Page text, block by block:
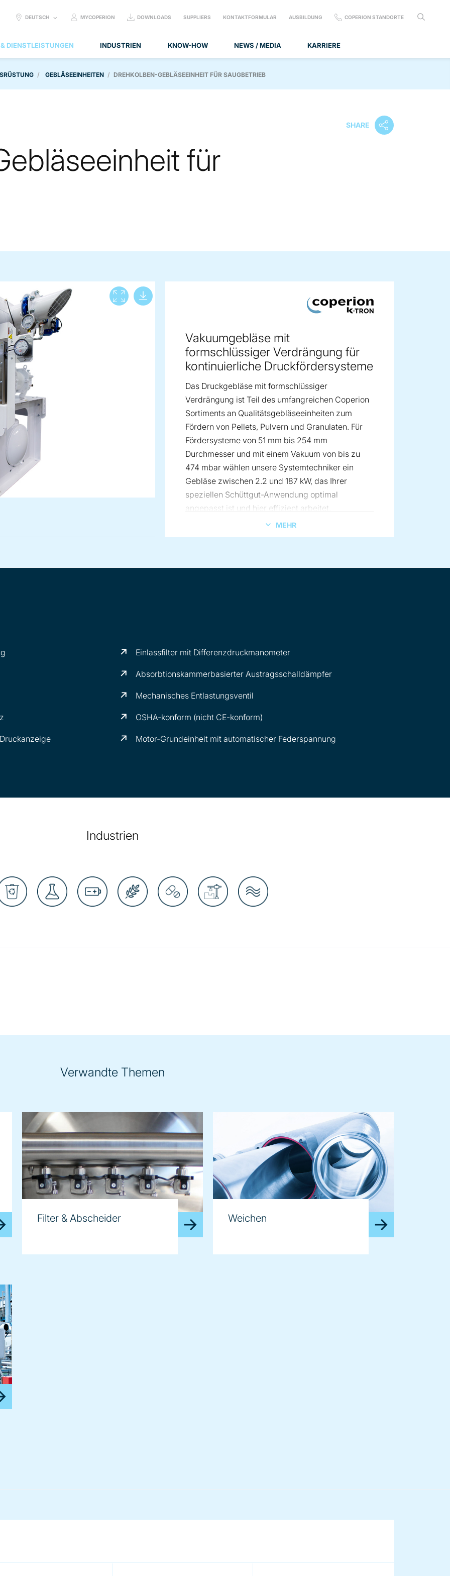
DIENSTLEISTUNGEN INDUSTRIEN KNOW-HOW NEWS / MEDIA KARRIERE
SELECT
DEUTSCH MYCOPERION DOWNLOADS SUPPLIERS KONTAKTFORMULAR AUSBILDUNG COPERION STANDORTE
GEBLÄSEEINHEITEN DREHKOLBEN-GEBLÄSEEINHEIT FÜR SAUGBETRIEB
SHARE
für
View full screen
Vakuumgebläse mit
formschlüssiger Verdrängung für
kontinuierliche Druckfördersysteme
Das Druckgebläse mit formschlüssiger
Verdrängung ist Teil des umfangreichen Coperion
Sortiments an Qualitätsgebläseeinheiten zum
Fördern von Pellets, Pulvern und Granulaten. Für
Fördersysteme von 51 mm bis 254 mm
Durchmesser und mit einem Vakuum von bis zu
474 mbar wählen unsere Systemtechniker ein
Gebläse zwischen 2.2 und 187 kW, das Ihrer
speziellen Schüttgut-Anwendung optimal
angepasst ist und hier effizient arbeitet.
MEHR
Einlassfilter mit Differenzdruckmanometer
Absorbtionskammerbasierter Austragsschalldämpfer
Mechanisches Entlastungsventil
OSHA-konform (nicht CE-konform)
Motor-Grundeinheit mit automatischer Federspannung
Industrien
Verwandte Themen
Filter & Abscheider Weichen